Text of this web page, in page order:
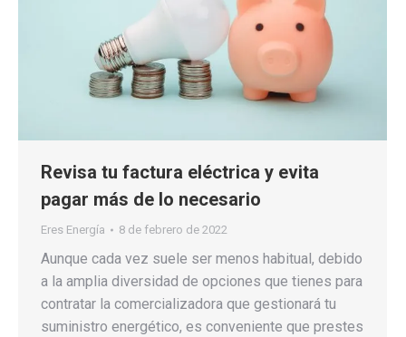
Revisa tu factura eléctrica y evita
pagar más de lo necesario
Eres Energía 8 de febrero de 2022
Aunque cada vez suele ser menos habitual, debido
a la amplia diversidad de opciones que tienes para
contratar la comercializadora que gestionará tu
suministro energético, es conveniente que prestes